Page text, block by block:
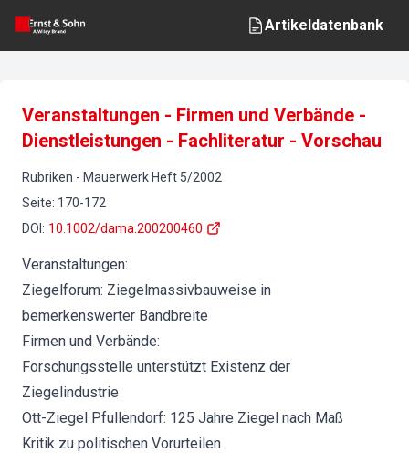
Artikeldatenbank
Veranstaltungen - Firmen und Verbände -
Dienstleistungen - Fachliteratur - Vorschau
Rubriken - Mauerwerk Heft 5/2002
Seite: 170-172
DOI : 10.1002/dama.200200460
Veranstaltungen:
Ziegelforum: Ziegelmassivbauweise in
bemerkenswerter Bandbreite
Firmen und Verbände:
Forschungsstelle unterstützt Existenz der
Ziegelindustrie
Ott-Ziegel Pfullendorf: 125 Jahre Ziegel nach Maß
Kritik zu politischen Vorurteilen